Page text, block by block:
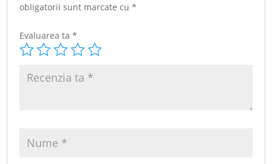
obligatorii sunt marcate cu*
Evaluarea ta*